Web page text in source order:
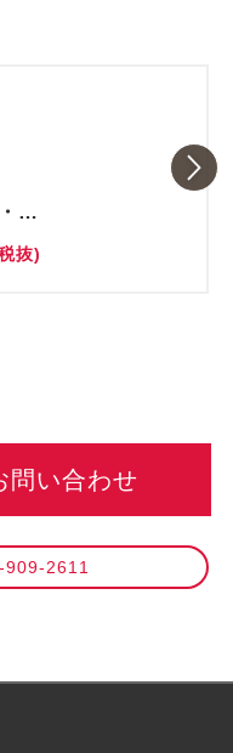
コーヒー・紅茶ポット(ホット・アイス)
抜)
問い合わせ
909-2611